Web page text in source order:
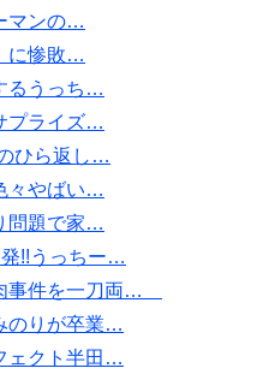
マンの…
に惨敗…
るうっち…
プライズ…
ひら返し…
々やばい…
問題で家…
発!!うっちー…
事件を一刀両…
のりが卒業…
ェクト半田…